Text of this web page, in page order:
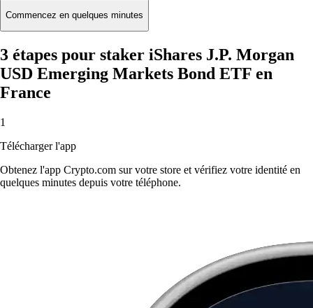
Commencez en quelques minutes
3 étapes pour staker iShares J.P. Morgan
USD Emerging Markets Bond ETF en
France
1
Télécharger l'app
Obtenez l'app Crypto.com sur votre store et vérifiez votre identité en
quelques minutes depuis votre téléphone.